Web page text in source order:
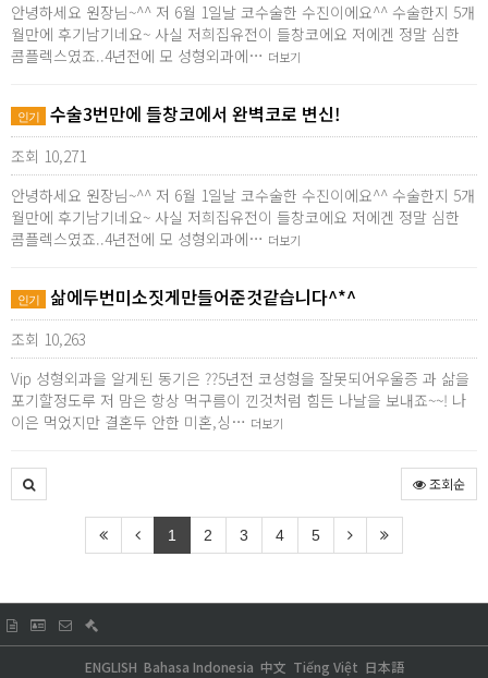
안녕하세요 원장님~^^ 저 6월 1일날 코수술한 수진이에요^^ 수술한지 5개
월만에 후기남기네요~ 사실 저희집유전이 들창코에요 저에겐 정말 심한
콤플렉스였죠..4년전에 모 성형외과에… 더보기
인기 수술3번만에 들창코에서 완벽코로 변신!
조회 10,271
안녕하세요 원장님~^^ 저 6월 1일날 코수술한 수진이에요^^ 수술한지 5개
월만에 후기남기네요~ 사실 저희집유전이 들창코에요 저에겐 정말 심한
콤플렉스였죠..4년전에 모 성형외과에… 더보기
인기 삶에두번미소짓게만들어준것같습니다^*^
조회 10,263
Vip 성형외과을 알게된 동기은 ??5년전 코성형을 잘못되어우울증 과 삶을
포기할정도루 저 맘은 항상 먹구름이 낀것처럼 힘든 나날을 보내죠~~! 나
이은 먹었지만 결혼두 안한 미혼,싱… 더보기
조회순
1 2 3 4 5
日本語
Tiếng Việt
中文
Bahasa Indonesia
ENGLISH